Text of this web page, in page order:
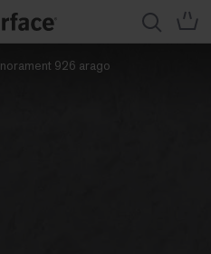
norament 926 arago